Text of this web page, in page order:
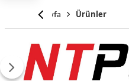
Anasayfa Ürünler